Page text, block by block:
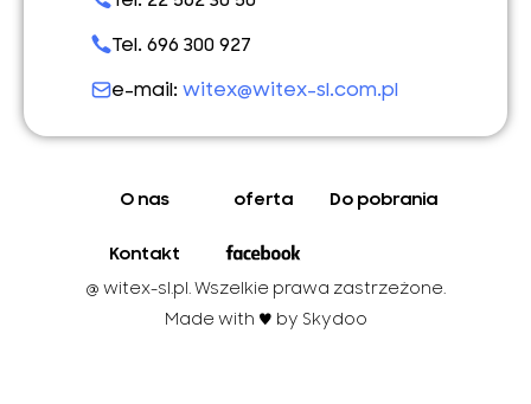
Tel. 696 300 927
e-mail: witex@witex-sl.com.pl
O nas oferta Do pobrania
Kontakt
@ witex-sl.pl. Wszelkie prawa zastrzeżone.
Made with ♥︎ by Skydoo